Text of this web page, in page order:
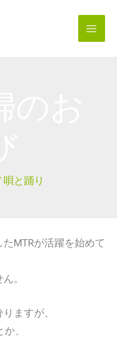
唄と踊り
MTRが活躍を始めて
。
ますが、
、